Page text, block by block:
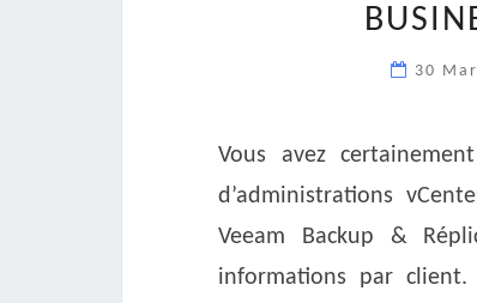
30
Vous avez
d’administrations
Veeam Backup &
informations par client.